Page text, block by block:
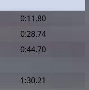
0:11.80
0:28.74
0:44.70
1:30.21